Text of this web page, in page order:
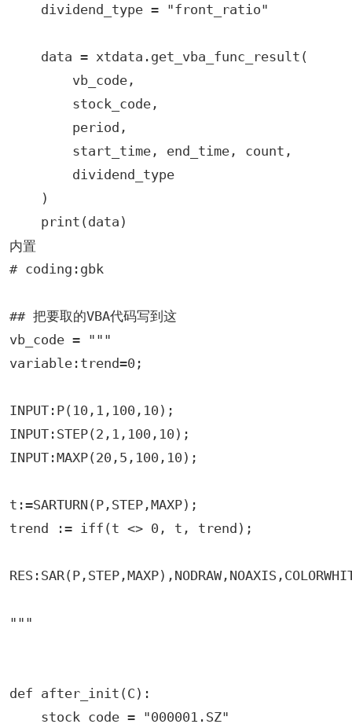
    dividend_type = "front_ratio"
    data = xtdata.get_vba_func_result(
        vb_code,
        stock_code,
        period,
        start_time, end_time, count,
        dividend_type
    )
    print(data)
内置
# coding:gbk
## 把要取的VBA代码写到这
vb_code = """
variable:trend=0;
INPUT:P(10,1,100,10);
INPUT:STEP(2,1,100,10);
INPUT:MAXP(20,5,100,10);
t:=SARTURN(P,STEP,MAXP);
trend := iff(t <> 0, t, trend);
"""
def after_init(C):
    stock_code = "000001.SZ"